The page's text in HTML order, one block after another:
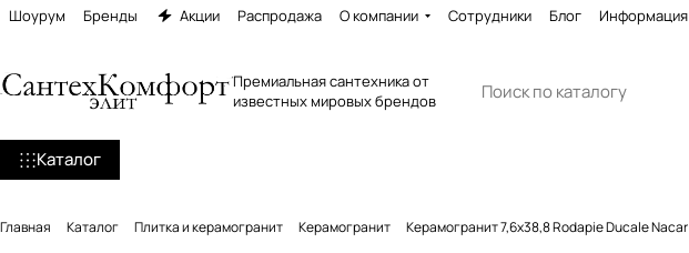
Шоурум Бренды Акции Распродажа О компании Сотрудники Блог Информация
Премиальная сантехника от
известных мировых брендов
Каталог
Главная Каталог Плитка и керамогранит Керамогранит Керамогранит 7,6x38,8 Rodapie Ducale Nacar